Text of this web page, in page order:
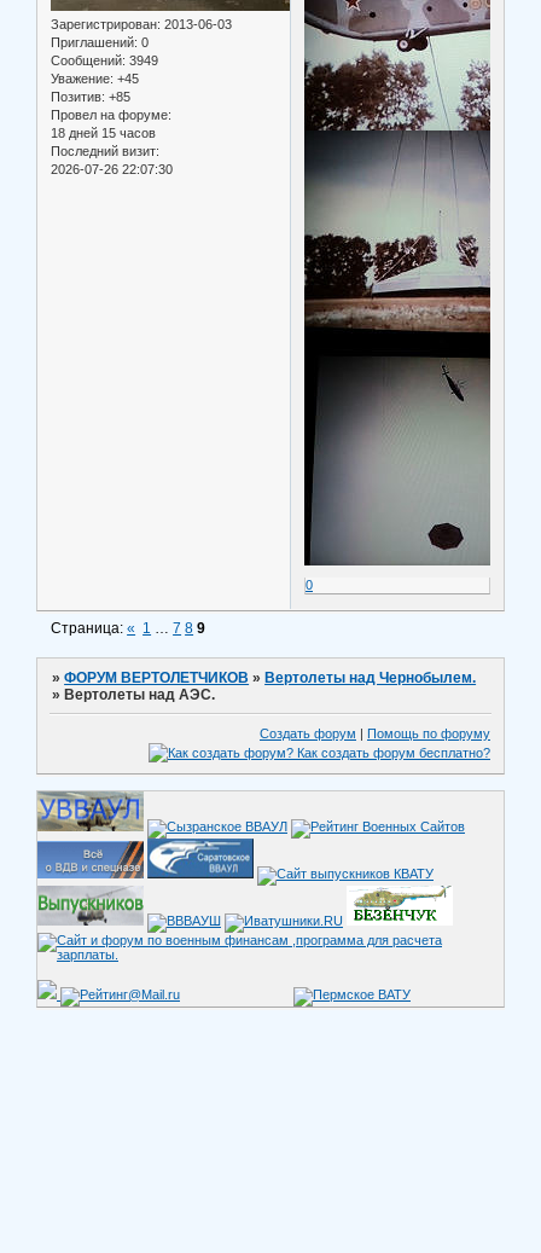
Зарегистрирован: 2013-06-03
Приглашений: 0
Сообщений: 3949
Уважение: +45
Позитив: +85
Провел на форуме:
18 дней 15 часов
Последний визит:
2026-07-26 22:07:30
0
Страница:« 1 7 8 9
»ФОРУМ ВЕРТОЛЕТЧИКОВ » Вертолеты над Чернобылем.
» Вертолеты над АЭС.
Создать форум | Помощь по форуму